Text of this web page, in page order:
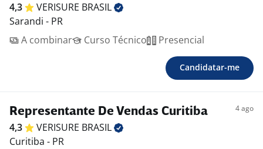
4,3 VERISURE BRASIL
Sarandi - PR
A combinar
Curso Técnico Presencial
Candidatar-me
Representante De Vendas Curitiba 4 ago
4,3 VERISURE BRASIL
Curitiba - PR